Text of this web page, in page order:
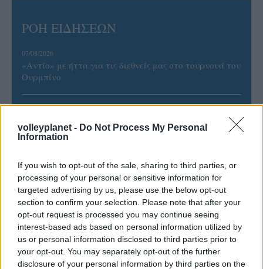
volleyplanet - Do Not Process My Personal
Information
If you wish to opt-out of the sale, sharing to third parties, or
processing of your personal or sensitive information for
targeted advertising by us, please use the below opt-out
section to confirm your selection. Please note that after your
opt-out request is processed you may continue seeing
interest-based ads based on personal information utilized by
us or personal information disclosed to third parties prior to
your opt-out. You may separately opt-out of the further
disclosure of your personal information by third parties on the
ΡΟΗ ΕΙΔΗΣΕΩΝ
07/08/2026
«Αντίο» με ήττα για τις διεθνείς μας στο τουρνουά του
Ουρμπίνο
Το πάλεψε μέχρι τέλους η Εθνική γυναικών κόντρα
στην Ιταλία Β’
06/08/2026
Η FIVB σχεδιάζει να διοργανώσει το Παγκόσμιο
Πρωτάθλημα τον Δεκέμβριο – Αντιδρούν οι σύλλογοι
06/08/2026
Έτοιμη για… υψηλές πτήσεις η Μπενφίκα του Ψάρρα
με τον «Ιπτάμενο Ολλανδό» Βίλτενμπουργκ